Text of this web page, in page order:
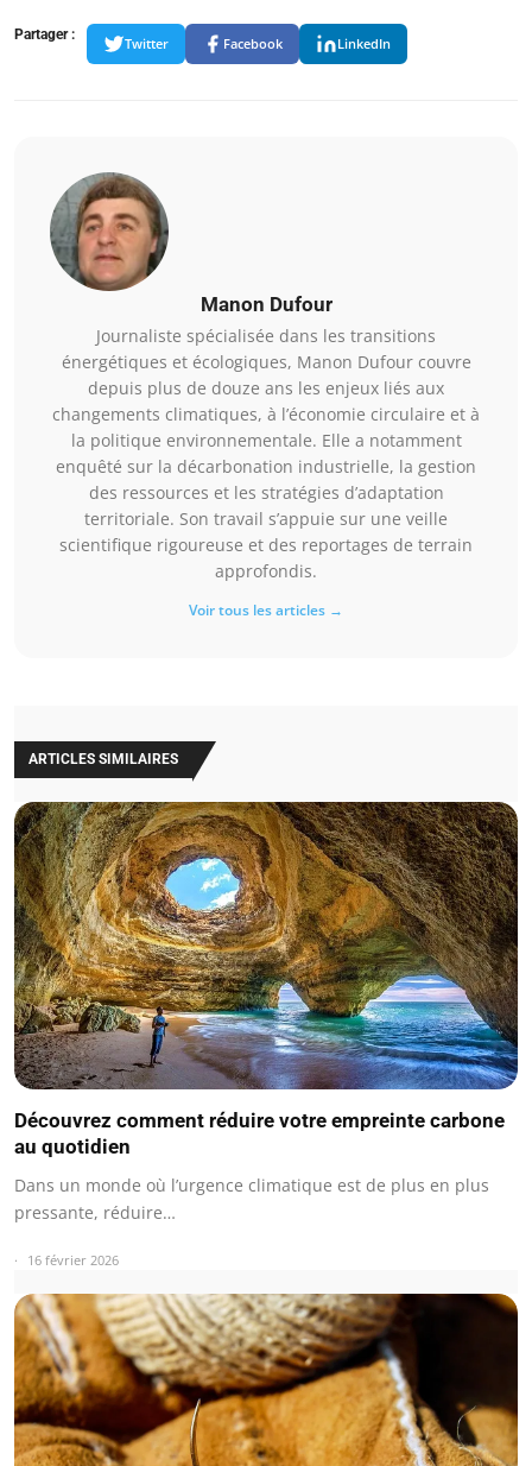
Partager :
Twitter Facebook LinkedIn
Manon Dufour
Journaliste spécialisée dans les transitions
énergétiques et écologiques, Manon Dufour couvre
depuis plus de douze ans les enjeux liés aux
changements climatiques, à l’économie circulaire et à
la politique environnementale. Elle a notamment
enquêté sur la décarbonation industrielle, la gestion
des ressources et les stratégies d’adaptation
territoriale. Son travail s’appuie sur une veille
scientifique rigoureuse et des reportages de terrain
approfondis.
Voir tous les articles →
ARTICLES SIMILAIRES
Découvrez comment réduire votre empreinte carbone
au quotidien
Dans un monde où l’urgence climatique est de plus en plus
pressante, réduire…
16 février 2026